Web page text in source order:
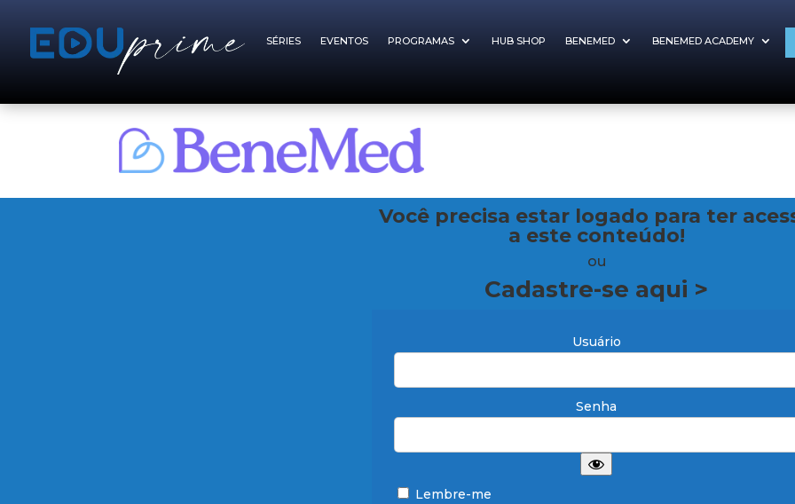
SÉRIES EVENTOS PROGRAMAS HUB SHOP BENEMED BENEMED ACADEMY
Você precisa estar logado para ter
a este conteúdo!
ou
Cadastre-se aqui >
Usuário
Senha
Lembre-me